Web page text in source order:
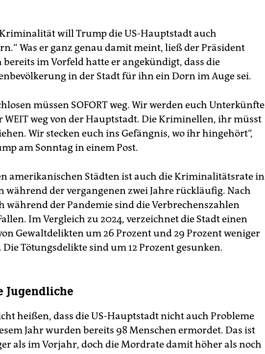
will Trump die US-Hauptstadt auch
Was er ganz genau damit meint, ließ der Präsident
bereits im Vorfeld hatte er angekündigt, dass die
in der Stadt für ihn ein Dorn im Auge sei.
müssen SOFORT weg. Wir werden euch Unterkünfte
WEIT weg von der Hauptstadt. Die Kriminellen, ihr müsst
Wir stecken euch ins Gefängnis, wo ihr hingehört“,
am Sonntag in einem Post.
amerikanischen Städten ist auch die Kriminalitätsrate in
während der vergangenen zwei Jahre rückläufig. Nach
während der Pandemie sind die Verbrechenszahlen
Im Vergleich zu 2024, verzeichnet die Stadt einen
Gewaltdelikten um 26 Prozent und 29 Prozent weniger
Tötungsdelikte sind um 12 Prozent gesunken.
Jugendliche
heißen, dass die US-Hauptstadt nicht auch Probleme
Jahr wurden bereits 98 Menschen ermordet. Das ist
als im Vorjahr, doch die Mordrate damit höher als noch